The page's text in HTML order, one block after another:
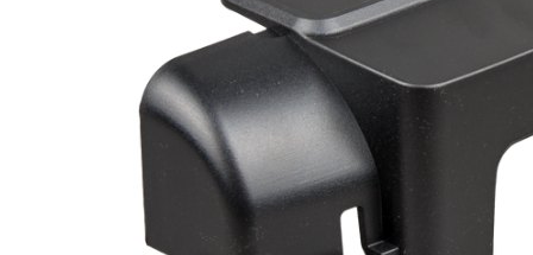
Vezi toate statiile
Accesorii Statii de Alimentare
Kituri Generatoare Solare